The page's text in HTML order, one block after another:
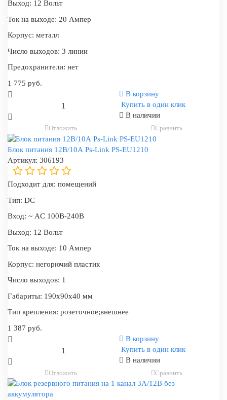
Выход: 12 Вольт
Ток на выходе: 20 Ампер
Корпус: металл
Число выходов: 3 линии
Предохранители: нет
1 775 руб.
В корзину
Купить в один клик
В наличии
Отложить Сравнить
Блок питания 12В/10А Ps-Link PS-EU1210
Артикул: 306193
Подходит для: помещений
Тип: DC
Вход: ~ AC 100В-240В
Выход: 12 Вольт
Ток на выходе: 10 Ампер
Корпус: негорючий пластик
Число выходов: 1
Габариты: 190x90x40 мм
Тип крепления: розеточное;внешнее
1 387 руб.
В корзину
Купить в один клик
В наличии
Отложить Сравнить